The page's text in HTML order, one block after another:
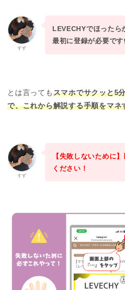
すず
LEVECHYでほったら
最初に登録が必要で
とは言ってもスマホでサクッと5
で、これから解説する手順をマネ
すず
【失敗しないために
ください！